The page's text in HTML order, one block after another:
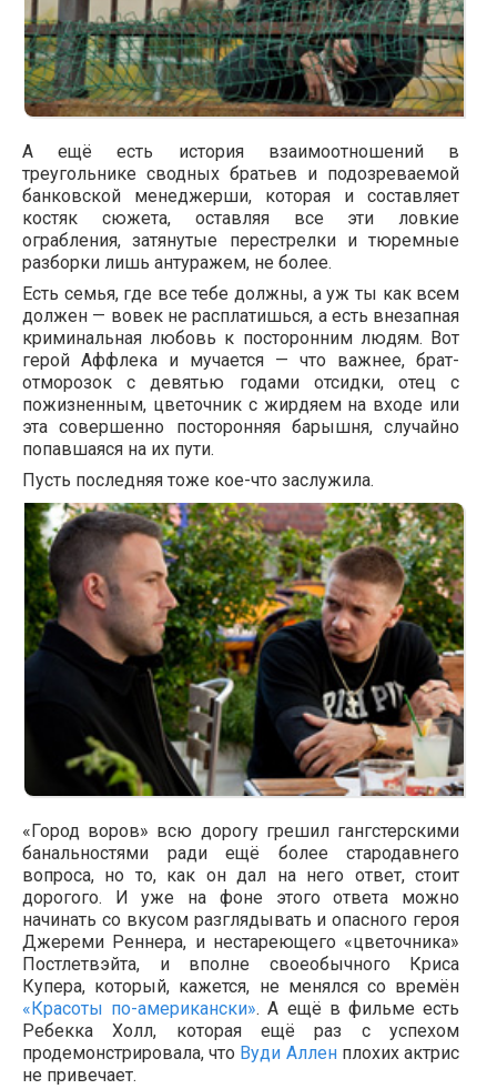
А ещё есть история взаимоотношений в
треугольнике сводных братьев и подозреваемой
банковской менеджерши, которая и составляет
костяк сюжета, оставляя все эти ловкие
ограбления, затянутые перестрелки и тюремные
разборки лишь антуражем, не более.
Есть семья, где все тебе должны, а уж ты как всем
должен — вовек не расплатишься, а есть внезапная
криминальная любовь к посторонним людям. Вот
герой Аффлека и мучается — что важнее, брат-
отморозок с девятью годами отсидки, отец с
пожизненным, цветочник с жирдяем на входе или
эта совершенно посторонняя барышня, случайно
попавшаяся на их пути.
Пусть последняя тоже кое-что заслужила.
«Город воров» всю дорогу грешил гангстерскими
банальностями ради ещё более стародавнего
вопроса, но то, как он дал на него ответ, стоит
дорогого. И уже на фоне этого ответа можно
начинать со вкусом разглядывать и опасного героя
Джереми Реннера, и нестареющего «цветочника»
Постлетвэйта, и вполне своеобычного Криса
Купера, который, кажется, не менялся со времён
«Красоты по-американски». А ещё в фильме есть
Ребекка Холл, которая ещё раз с успехом
продемонстрировала, что Вуди Алленплохих актрис
не привечает.